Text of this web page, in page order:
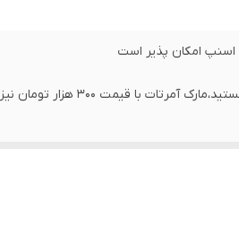
لب
اسنپ امکان پذیر است
مشتری گرامی؛شما در حال خرید سرویس آرکوپال با مارک fransva هستید،مارک آمرتات با قیمت ۳۰۰ هزار تومان نیز